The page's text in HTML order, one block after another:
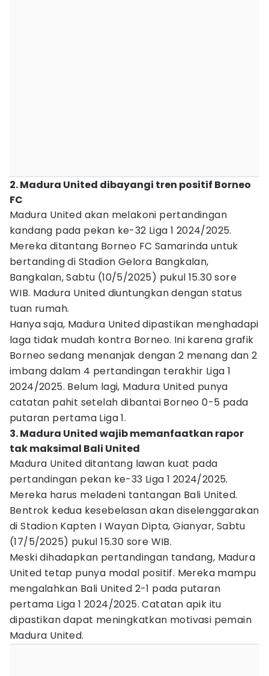
2. Madura United dibayangi tren positif Borneo
FC
Madura United akan melakoni pertandingan
kandang pada pekan ke-32 Liga 1 2024/2025.
Mereka ditantang Borneo FC Samarinda untuk
bertanding di Stadion Gelora Bangkalan,
Bangkalan, Sabtu (10/5/2025) pukul 15.30 sore
WIB. Madura United diuntungkan dengan status
tuan rumah.
Hanya saja, Madura United dipastikan menghadapi
laga tidak mudah kontra Borneo. Ini karena grafik
Borneo sedang menanjak dengan 2 menang dan 2
imbang dalam 4 pertandingan terakhir Liga 1
2024/2025. Belum lagi, Madura United punya
catatan pahit setelah dibantai Borneo 0-5 pada
putaran pertama Liga 1.
3. Madura United wajib memanfaatkan rapor
tak maksimal Bali United
Madura United ditantang lawan kuat pada
pertandingan pekan ke-33 Liga 1 2024/2025.
Mereka harus meladeni tantangan Bali United.
Bentrok kedua kesebelasan akan diselenggarakan
di Stadion Kapten I Wayan Dipta, Gianyar, Sabtu
(17/5/2025) pukul 15.30 sore WIB.
Meski dihadapkan pertandingan tandang, Madura
United tetap punya modal positif. Mereka mampu
mengalahkan Bali United 2-1 pada putaran
pertama Liga 1 2024/2025. Catatan apik itu
dipastikan dapat meningkatkan motivasi pemain
Madura United.